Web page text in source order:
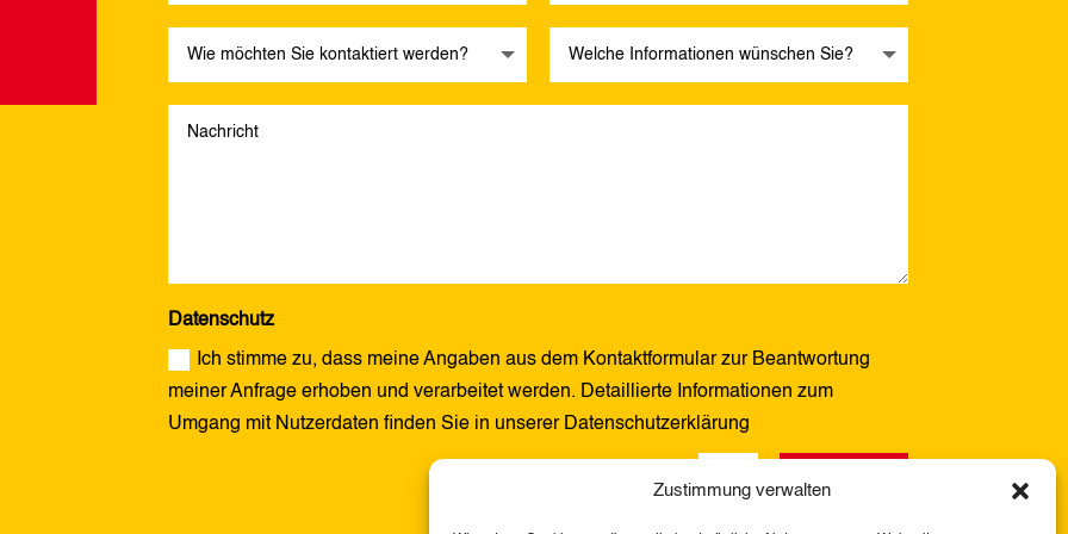
Zustimmung verwalten
Datenschutz
Ich stimme zu, dass meine Angaben aus dem Kontaktformular zur Beantwortung
meiner Anfrage erhoben und verarbeitet werden. Detaillierte Informationen zum
Umgang mit Nutzerdaten finden Sie in unserer Datenschutzerklärung
15 + 1 = Senden